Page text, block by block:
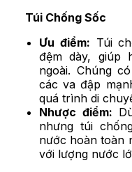
Túi Chống Sốc
Ưu điểm: Túi
đệm dày, giúp
ngoài. Chúng
các va đập
quá trình di
Nhược điểm:
nhưng túi
nước hoàn toàn
với lượng nước